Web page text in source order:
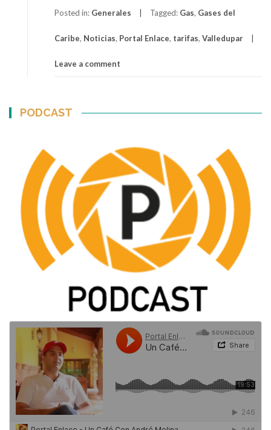
Posted in: Generales Tagged: Gas, Gases del
Caribe, Noticias, Portal Enlace, tarifas, Valledupar
Leave a comment
PODCAST